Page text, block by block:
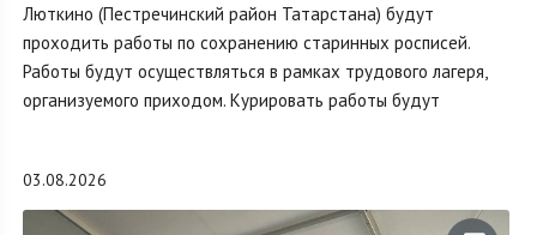
Люткино (Пестречинский район Татарстана) будут
проходить работы по сохранению старинных росписей.
Работы будут осуществляться в рамках трудового лагеря,
организуемого приходом. Курировать работы будут
03.08.2026